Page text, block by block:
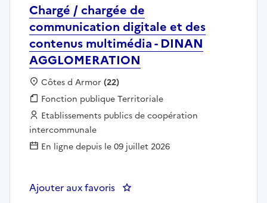
Chargé / chargée de
communication digitale et des
contenus multimédia - DINAN
AGGLOMERATION
Localisation :
Côtes d Armor (22)
Fonction publique :
Fonction publique Territoriale
Employeur :
Etablissements publics de coopération
intercommunale
En ligne depuis le 09 juillet 2026
Ajouter aux favoris : Chargé / chargée de